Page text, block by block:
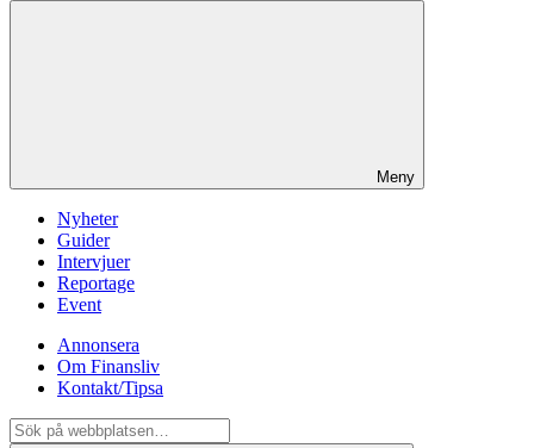
Meny
Nyheter
Guider
Intervjuer
Reportage
Event
Annonsera
Om Finansliv
Kontakt/Tipsa